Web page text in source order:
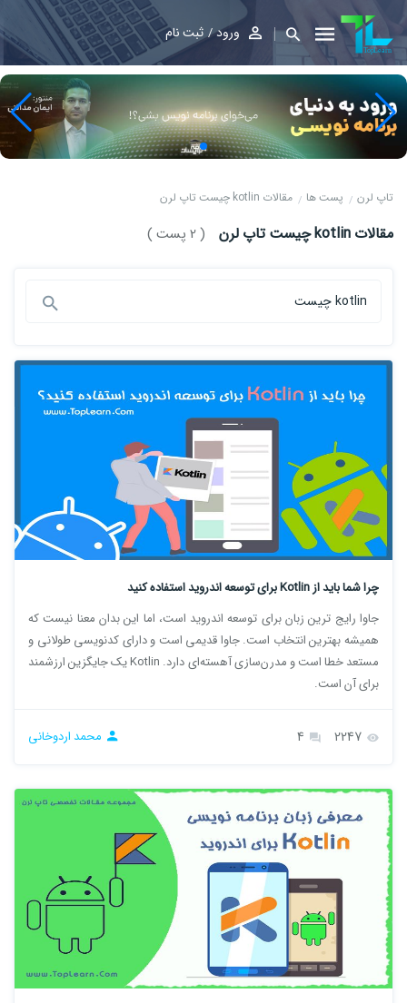
ورود ثبت نام
تاپ لرن پست ها مقالات kotlin چیست تاپ لرن
مقالات kotlin چیست تاپ لرن ( 2 پست )
چرا شما باید از Kotlin برای توسعه اندروید استفاده کنید
جاوا رایج ‌ترین زبان برای توسعه اندروید است، اما این بدان معنا نیست که
همیشه بهترین انتخاب است. جاوا قدیمی است و دارای کدنویسی طولانی و
مستعد خطا است و مدرن‌سازی آهسته‌ای دارد. Kotlin یک جایگزین ارزشمند
برای آن است.
محمد اردوخانی